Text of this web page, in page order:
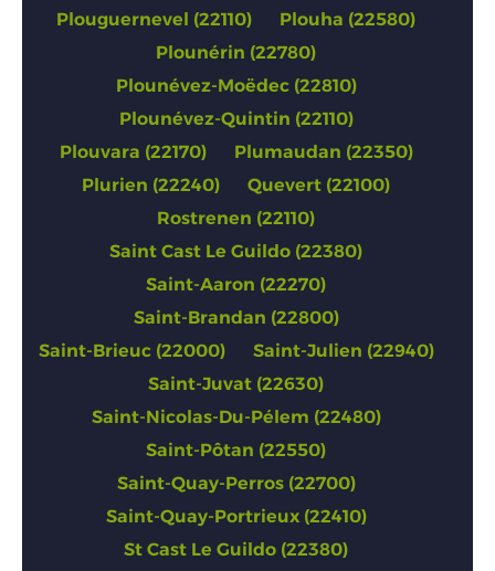
Plouguernevel (22110)
Plouha (22580)
Plounérin (22780)
Plounévez-Moëdec (22810)
Plounévez-Quintin (22110)
Plouvara (22170)
Plumaudan (22350)
Plurien (22240)
Quevert (22100)
Rostrenen (22110)
Saint Cast Le Guildo (22380)
Saint-Aaron (22270)
Saint-Brandan (22800)
Saint-Brieuc (22000)
Saint-Julien (22940)
Saint-Juvat (22630)
Saint-Nicolas-Du-Pélem (22480)
Saint-Pôtan (22550)
Saint-Quay-Perros (22700)
Saint-Quay-Portrieux (22410)
St Cast Le Guildo (22380)